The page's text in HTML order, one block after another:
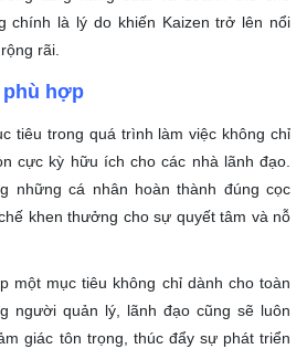
chính là lý do khiến Kaizen trở lên nổi
rãi.
phù hợp
tiêu trong quá trình làm việc không chỉ
cực kỳ hữu ích cho các nhà lãnh đạo.
những cá nhân hoàn thành đúng cọc
khen thưởng cho sự quyết tâm và nỗ
một mục tiêu không chỉ dành cho toàn
người quản lý, lãnh đạo cũng sẽ luôn
giác tôn trọng, thúc đẩy sự phát triển